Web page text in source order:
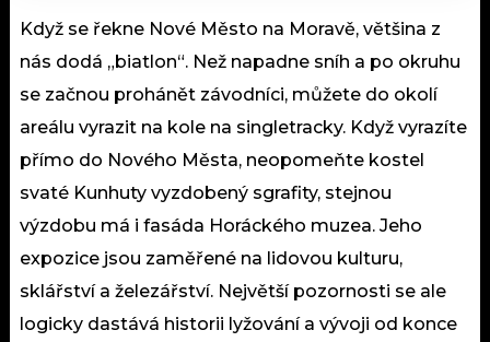
Když se řekne Nové Město na Moravě, většina z
nás dodá „biatlon“. Než napadne sníh a po okruhu
se začnou prohánět závodníci, můžete do okolí
areálu vyrazit na kole na singletracky. Když vyrazíte
přímo do Nového Města, neopomeňte kostel
svaté Kunhuty vyzdobený sgrafity, stejnou
výzdobu má i fasáda Horáckého muzea. Jeho
expozice jsou zaměřené na lidovou kulturu,
sklářství a železářství. Největší pozornosti se ale
logicky dastává historii lyžování a vývoji od konce